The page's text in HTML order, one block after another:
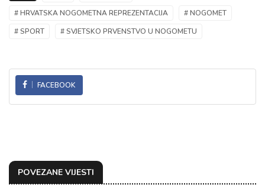
# HRVATSKA NOGOMETNA REPREZENTACIJA
# NOGOMET
# SPORT
# SVJETSKO PRVENSTVO U NOGOMETU
FACEBOOK
POVEZANE VIJESTI